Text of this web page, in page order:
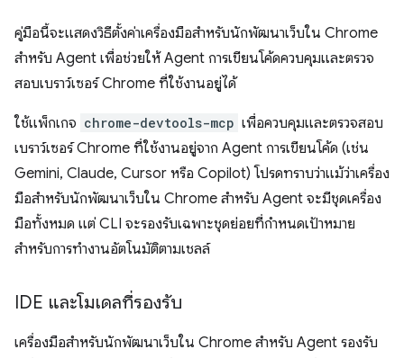
คู่มือนี้จะแสดงวิธีตั้งค่าเครื่องมือสำหรับนักพัฒนาเว็บใน Chrome
สำหรับ Agent เพื่อช่วยให้ Agent การเขียนโค้ดควบคุมและตรวจ
สอบเบราว์เซอร์ Chrome ที่ใช้งานอยู่ได้
ใช้แพ็กเกจ chrome-devtools-mcp เพื่อควบคุมและตรวจสอบ
เบราว์เซอร์ Chrome ที่ใช้งานอยู่จาก Agent การเขียนโค้ด (เช่น
Gemini, Claude, Cursor หรือ Copilot) โปรดทราบว่าแม้ว่าเครื่อง
มือสำหรับนักพัฒนาเว็บใน Chrome สำหรับ Agent จะมีชุดเครื่อง
มือทั้งหมด แต่ CLI จะรองรับเฉพาะชุดย่อยที่กำหนดเป้าหมาย
สำหรับการทำงานอัตโนมัติตามเชลล์
IDE และโมเดลที่รองรับ
เครื่องมือสำหรับนักพัฒนาเว็บใน Chrome สำหรับ Agent รองรับ